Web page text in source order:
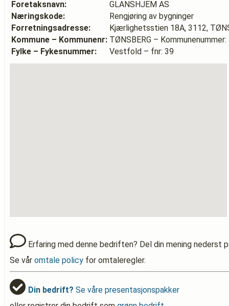
Foretaksnavn:
GLANSHJEM AS
Næringskode:
Rengjøring av bygninger
Forretningsadresse:
Kjærlighetsstien 18A, 3112,
Kommune – Kommunenr: TØNSBERG –
Fylke – Fykesnummer:
Vestfold – fnr: 39
Erfaring med denne bedriften? Del din mening nederst
Se vår omtale policy for omtaleregler.
Din bedrift? Se våre presentasjonspakker